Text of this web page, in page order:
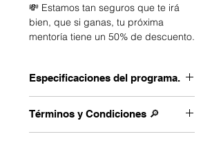
💸 Estamos tan seguros que te irá
bien, que si ganas, tu próxima
mentoría tiene un 50% de descuento.
Especificaciones del programa.
tendrán la calificación de 👩🏽‍🎓
👨🏽‍🎓
Términos y Condiciones 🔎